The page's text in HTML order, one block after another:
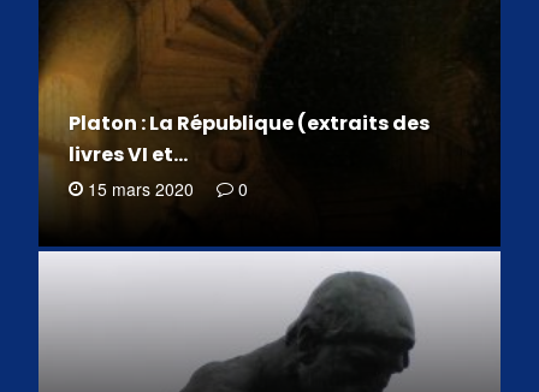
Platon : La République (extraits des
livres VI et…
15 mars 2020 0